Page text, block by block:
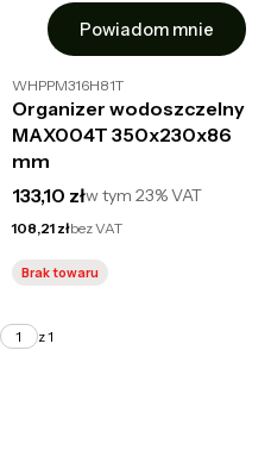
Powiadom mnie
WHPPM316H81T
Organizer wodoszczelny
MAX004T 350x230x86
mm
Cena brutto
133,10 złw tym23%VAT
Cena netto
108,21 złbez VAT
Brak towaru
z 1